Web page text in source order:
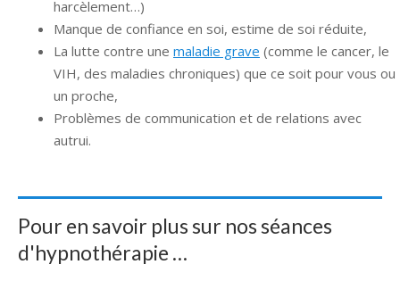
harcèlement…)
Manque de confiance en soi, estime de soi réduite,
La lutte contre une maladie grave (comme le cancer, le
VIH, des maladies chroniques) que ce soit pour vous ou
un proche,
Problèmes de communication et de relations avec
autrui.
Pour en savoir plus sur nos séances
d'hypnothérapie …